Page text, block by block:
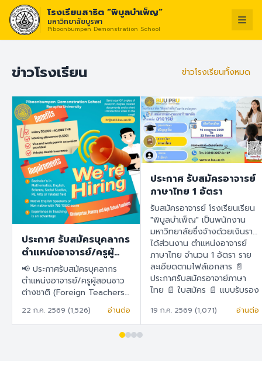
โรงเรียนสาธิต “พิบูลบำเพ็ญ”
มหาวิทยาลัยบูรพา
Piboonbumpen Demonstration School
ข่าวโรงเรียน ข่าวโรงเรียนทั้งหมด
ประกาศ รับสมัครบุคลากร
ตำแหน่งอาจารย์/ครูผู้
สอนชาวต่างชาติ
(Foreign Teachers)
📢 ประกาศรับสมัครบุคลากร
ตำแหน่งอาจารย์/ครูผู้สอนชาว
ต่างชาติ (Foreign Teachers)
โรงเรียนสาธิต "พิบูลบำเพ็ญ"
มหาวิทยาลัยบูรพา 🇹🇭 ภาษา
ไทย โรงเรียนสาธิต "พิบูล
22 ก.ค. 2569 (1,526) อ่านต่อ
ประกาศ รับสมัครอาจารย์
ภาษาไทย 1 อัตรา
รับสมัครอาจารย์ โรงเรียนเรียน
"พิบูลบำเพ็ญ" เป็นพนักงาน
มหาวิทยาลัยซึ่งจ้างด้วยเงินราย
ได้ส่วนงาน ตำแหน่งอาจารย์
ภาษาไทย จำนวน 1 อัตรา ราย
ละเอียดตามไฟล์เอกสาร 📄
ประกาศรับสมัครอาจาย์ภาษา
ไทย 📄 ใบสมัคร 📄 แบบรับรอง
19 ก.ค. 2569 (1,071) อ่านต่อ